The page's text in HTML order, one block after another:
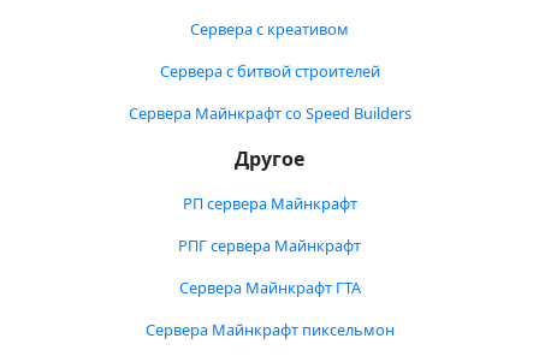
Сервера с креативом
Сервера с битвой строителей
Сервера Майнкрафт со Speed Builders
Другое
РП сервера Майнкрафт
РПГ сервера Майнкрафт
Сервера Майнкрафт ГТА
Сервера Майнкрафт пиксельмон